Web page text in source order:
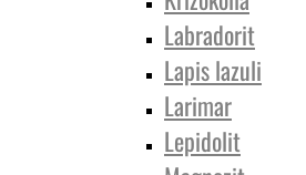
Labradorit
Lapis lazuli
Larimar
Lepidolit